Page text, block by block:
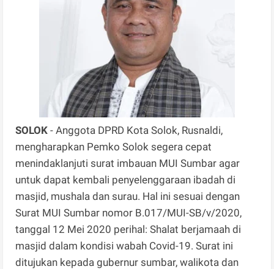
SOLOK - Anggota DPRD Kota Solok, Rusnaldi,
mengharapkan Pemko Solok segera cepat
menindaklanjuti surat imbauan MUI Sumbar agar
untuk dapat kembali penyelenggaraan ibadah di
masjid, mushala dan surau. Hal ini sesuai dengan
Surat MUI Sumbar nomor B.017/MUI-SB/v/2020,
tanggal 12 Mei 2020 perihal: Shalat berjamaah di
masjid dalam kondisi wabah Covid-19. Surat ini
ditujukan kepada gubernur sumbar, walikota dan